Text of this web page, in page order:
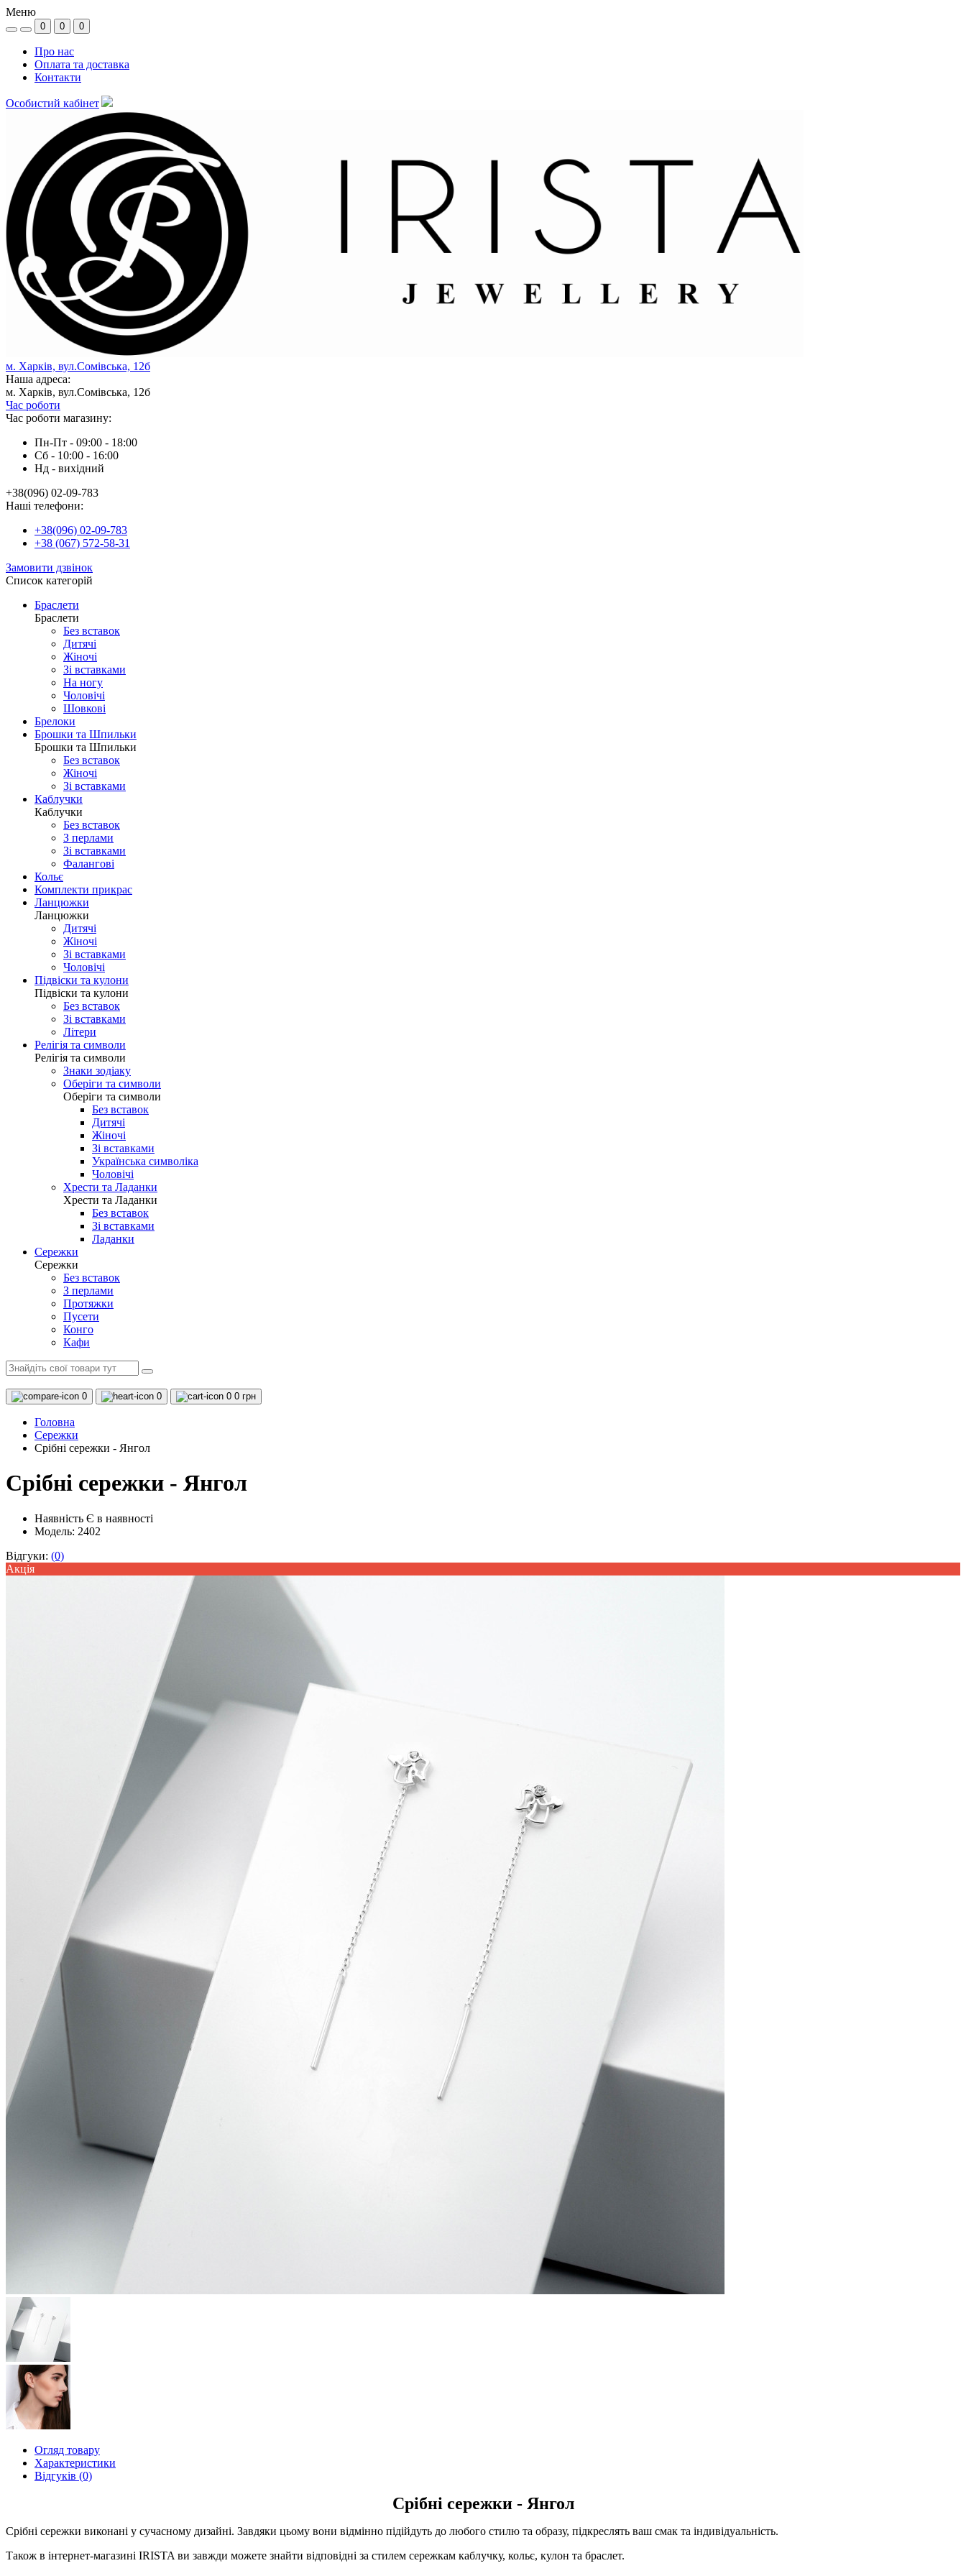
Меню
0 0 0
Про нас
Оплата та доставка
Контакти
Особистий кабінет
м. Харків, вул.Сомівська, 12б
Наша адреса:
м. Харків, вул.Сомівська, 12б
Час роботи
Час роботи магазину:
Пн-Пт - 09:00 - 18:00
Сб - 10:00 - 16:00
Нд - вихiдний
+38(096) 02-09-783
Наші телефони:
+38(096) 02-09-783
+38 (067) 572-58-31
Замовити дзвінок
Список категорій
Браслети
Браслети
Без вставок
Дитячі
Жіночі
Зі вставками
На ногу
Чоловічі
Шовковi
Брелоки
Брошки та Шпильки
Брошки та Шпильки
Без вставок
Жіночі
Зі вставками
Каблучки
Каблучки
Без вставок
З перлами
Зі вставками
Фаланговi
Кольє
Комплекти прикрас
Ланцюжки
Ланцюжки
Дитячі
Жіночі
Зі вставками
Чоловічі
Підвіски та кулони
Підвіски та кулони
Без вставок
Зі вставками
Літери
Релігія та символи
Релігія та символи
Знаки зодіаку
Оберіги та символи
Оберіги та символи
Без вставок
Дитячі
Жіночі
Зі вставками
Українська символіка
Чоловічі
Хрести та Ладанки
Хрести та Ладанки
Без вставок
Зі вставками
Ладанки
Сережки
Сережки
Без вставок
З перлами
Протяжки
Пусети
Конго
Кафи
0 0 0 0 грн
Головна
Сережки
Срібні сережки - Янгол
Срібні сережки - Янгол
Наявність Є в наявності
Модель: 2402
Відгуки: (0)
Акцiя
Огляд товару
Характеристики
Відгуків (0)
Срібні сережки - Янгол
Срібні сережки виконані у сучасному дизайні. Завдяки цьому вони відмінно підійдуть до любого стилю та образу, підкреслять ваш смак та індивідуальність.
Також в інтернет-магазині IRISTA ви завжди можете знайти відповідні за стилем сережкам каблучку, кольє, кулон та браслет.